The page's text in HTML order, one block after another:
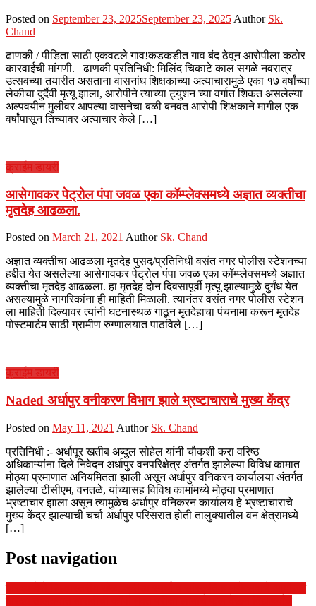
Posted on September 23, 2025September 23, 2025 Author Sk.
Chand
ढाणकी / पीडिता साठी एकवटले गाव!कडकडीत गाव बंद ठेवून आरोपीला कठोर
कारवाईची मांगणी. ढाणकी प्रतिनिधी: मिलिंद चिकाटे काल सगळे नवरात्र
उत्सवच्या तयारीत असताना वासनांध शिक्षकाच्या अत्याचारामुळे एका १७ वर्षांच्या
लेकीचा दुर्दैवी मृत्यू झाला, आरोपीने त्याच्या ट्युशन च्या वर्गात शिकत असलेल्या
अल्पवयीन मुलीवर आपल्या वासनेचा बळी बनवत आरोपी शिक्षकाने मागील एक
वर्षांपासून तिच्यावर अत्याचार केले […]
क्राईम डायरी
आसेगावकर पेट्रोल पंपा जवळ एका कॉम्प्लेक्समध्ये अज्ञात व्यक्तीचा
मृतदेह आढळला.
Posted on March 21, 2021 Author Sk. Chand
अज्ञात व्यक्तीचा आढळला मृतदेह पुसद/प्रतिनिधी वसंत नगर पोलीस स्टेशनच्या
हद्दीत येत असलेल्या आसेगावकर पेट्रोल पंपा जवळ एका कॉम्प्लेक्समध्ये अज्ञात
व्यक्तीचा मृतदेह आढळला. हा मृतदेह दोन दिवसापूर्वी मृत्यू झाल्यामुळे दुर्गंध येत
असल्यामुळे नागरिकांना ही माहिती मिळाली. त्यानंतर वसंत नगर पोलीस स्टेशन
ला माहिती दिल्यावर त्यांनी घटनास्थळ गाठून मृतदेहाचा पंचनामा करून मृतदेह
पोस्टमार्टम साठी ग्रामीण रुग्णालयात पाठविले […]
क्राईम डायरी
Naded अर्धापुर वनीकरण विभाग झाले भ्रष्टाचाराचे मुख्य केंद्र
Posted on May 11, 2021 Author Sk. Chand
प्रतिनिधी :- अर्धापूर खतीब अब्दुल सोहेल यांनी चौकशी करा वरिष्ठ
अधिकाऱ्यांना दिले निवेदन अर्धापुर वनपरिक्षेत्र अंतर्गत झालेल्या विविध कामात
मोठ्या प्रमाणात अनियमितता झाली असून अर्धापुर वनिकरन कार्यालया अंतर्गत
झालेल्या टीसीएम, वनतळे, यांच्यासह विविध कामांमध्ये मोठ्या प्रमाणात
भ्रष्टाचार झाला असून त्यामुळेच अर्धापुर वनिकरन कार्यालय हे भ्रष्टाचाराचे
मुख्य केंद्र झाल्याची चर्चा अर्धापुर परिसरात होती तालुक्यातील वन क्षेत्रामध्ये
[…]
Post navigation